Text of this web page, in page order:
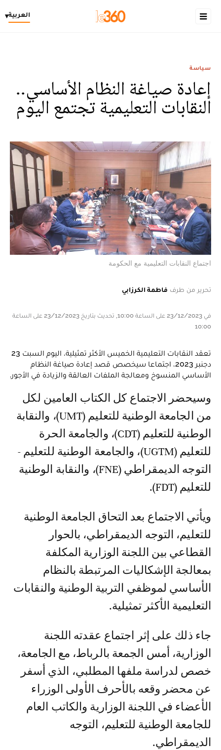
العربية▾
سياسة
إعادة صياغة النظام الأساسي..
النقابات التعليمية تجتمع اليوم
اجتماع النقابات التعليمية مع الحكومة
تحرير من طرف فاطمة الكرزابي
في 23/12/2023 على الساعة 10:00, تحديث بتاريخ 23/12/2023 على الساعة
10:00
تعقد النقابات التعليمية الخميس الأكثر تمثيلية، اليوم السبت 23
دجنبر 2023، اجتماعا سيخصص قصد إعادة صياغة النظام
الأساسي المنسوخ ومعالجة الملفات العالقة والزيادة في الأجور.
وسيحضر الاجتماع كل الكتاب العامين لكل
من الجامعة الوطنية للتعليم (UMT)، والنقابة
الوطنية للتعليم (CDT)، والجامعة الحرة
للتعليم (UGTM)، والجامعة الوطنية للتعليم -
التوجه الديمقراطي (FNE)، والنقابة الوطنية
للتعليم (FDT).
ويأتي الاجتماع بعد التحاق الجامعة الوطنية
للتعليم، التوجه الديمقراطي، بالحوار
القطاعي بين اللجنة الوزارية المكلفة
بمعالجة الإشكاليات المرتبطة بالنظام
الأساسي لموظفي التربية الوطنية والنقابات
التعليمية الأكثر تمثيلية.
جاء ذلك على إثر اجتماع عقدته اللجنة
الوزارية، أمس الجمعة بالرباط، مع الجامعة،
خصص لدراسة ملفها المطلبي، الذي أسفر
عن محضر وقعه بالأحرف الأولى الوزراء
الأعضاء في اللجنة الوزارية والكاتب العام
للجامعة الوطنية للتعليم، التوجه
الديمقراطي.